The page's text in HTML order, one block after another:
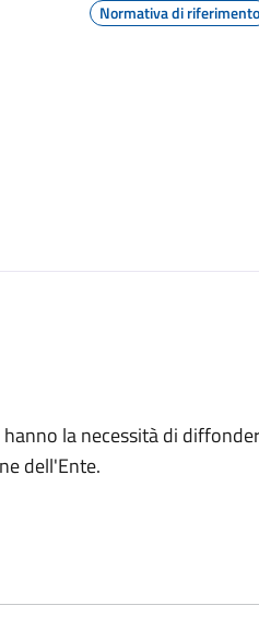
Normativa di riferimento
la necessità di
dell'Ente.